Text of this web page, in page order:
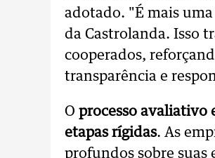
adotado. "É mais
da Castrolanda. Isso
cooperados,
transparência e
O processo avaliativo
etapas rígidas. As
profundos sobre suas